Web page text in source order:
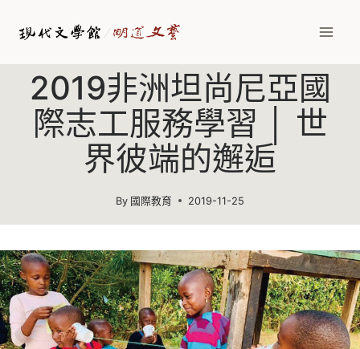
2019非洲坦尚尼亞國
際志工服務學習 │ 世
界彼端的邂逅
By 國際教育 2019-11-25